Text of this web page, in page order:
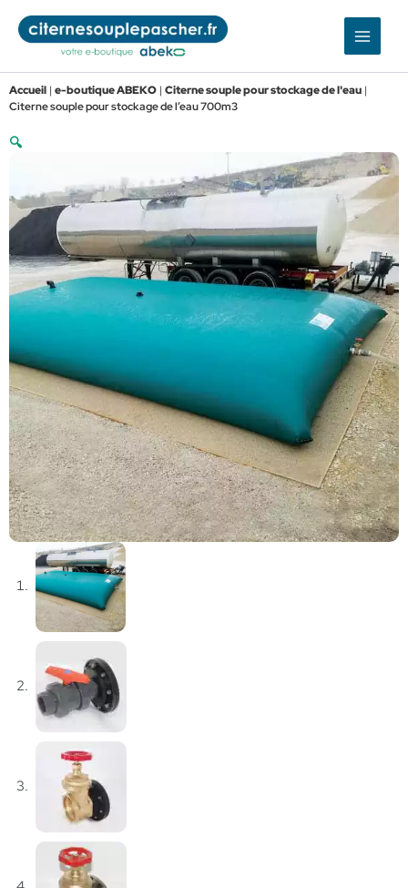
contenu
Accueil | e-boutique ABEKO | Citerne souple pour stockage de l'eau |
Citerne souple pour stockage de l’eau 700m3
🔍